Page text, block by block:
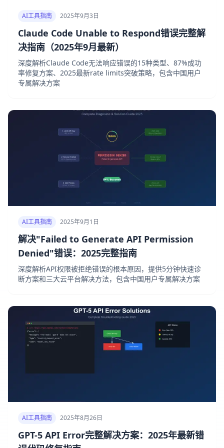
AI工具指南 2025年9月3日
Claude Code Unable to Respond错误完整解
决指南（2025年9月最新）
深度解析Claude Code无法响应错误的15种类型、87%成功
率修复方案、2025最新rate limits突破策略，包含中国用户
专属解决方案
AI工具指南 2025年9月1日
解决"Failed to Generate API Permission
Denied"错误：2025完整指南
深度解析API权限被拒绝错误的根本原因，提供5分钟快速诊
断方案和三大云平台解决方法，包含中国用户专属解决方案
AI工具指南 2025年8月26日
GPT-5 API Error完整解决方案：2025年最新错